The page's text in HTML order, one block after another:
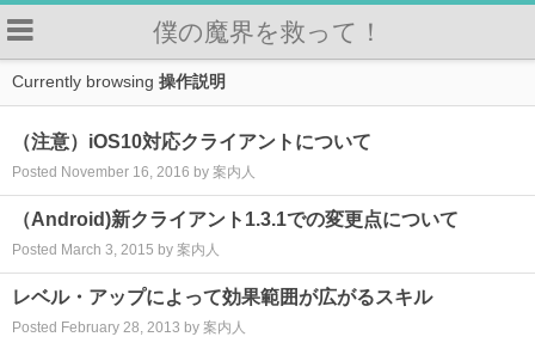
僕の魔界を救って！
Currently browsing 操作説明
（注意）iOS10対応クライアントについて
Posted November 16, 2016 by 案内人
（Android)新クライアント1.3.1での変更点について
Posted March 3, 2015 by 案内人
レベル・アップによって効果範囲が広がるスキル
Posted February 28, 2013 by 案内人